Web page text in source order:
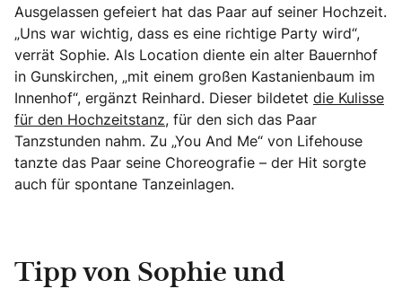
Ausgelassen gefeiert hat das Paar auf seiner Hochzeit.
„Uns war wichtig, dass es eine richtige Party wird“,
verrät Sophie. Als Location diente ein alter Bauernhof
in Gunskirchen, „mit einem großen Kastanienbaum im
Innenhof“, ergänzt Reinhard. Dieser bildetet die Kulisse
für den Hochzeitstanz, für den sich das Paar
Tanzstunden nahm. Zu „You And Me“ von Lifehouse
tanzte das Paar seine Choreografie – der Hit sorgte
auch für spontane Tanzeinlagen.
Tipp von Sophie und